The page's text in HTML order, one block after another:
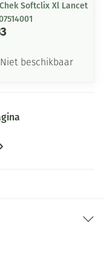
Softclix Xl Lancet
Niet beschikbaar
pagina